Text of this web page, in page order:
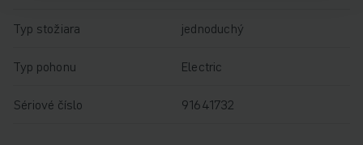
Typ stožiara jednoduchý
Typ pohonu Electric
Sériové číslo 91641732